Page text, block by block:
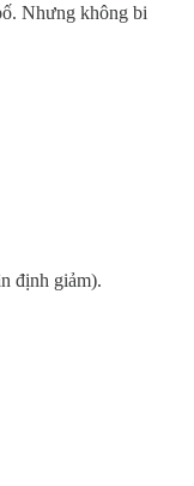
Nhưng không bi
định giảm).